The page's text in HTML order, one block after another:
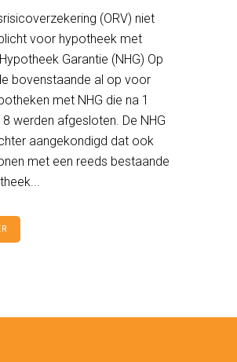
(ORV) niet
voor hypotheek met
Garantie (NHG) Op
bovenstaande al op voor
met NHG die na 1
werden afgesloten. De NHG
aangekondigd dat ook
met een reeds bestaande